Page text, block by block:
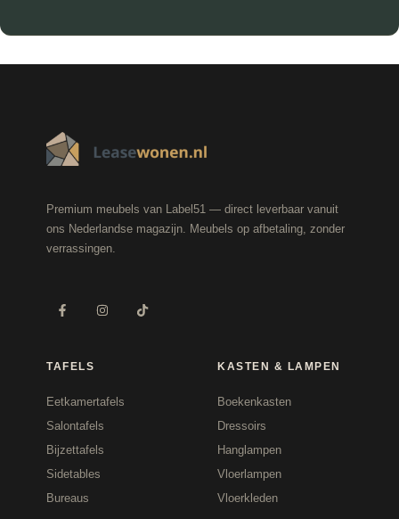
Premium meubels van Label51 — direct leverbaar vanuit
ons Nederlandse magazijn. Meubels op afbetaling, zonder
verrassingen.
TAFELS
Eetkamertafels
Salontafels
Bijzettafels
Sidetables
Bureaus
KASTEN & LAMPEN
Boekenkasten
Dressoirs
Hanglampen
Vloerlampen
Vloerkleden